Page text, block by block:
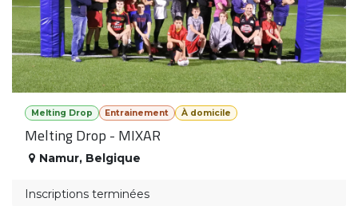
Melting Drop Entrainement À domicile
Melting Drop - MIXAR
Namur, Belgique
Inscriptions terminées